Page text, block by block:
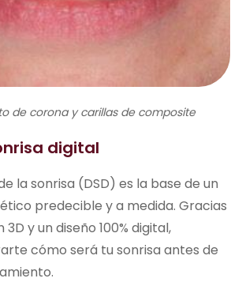
de corona y carillas de composite
digital
la sonrisa (DSD) es la base de un
predecible y a medida. Gracias
y un diseño 100% digital,
cómo será tu sonrisa antes de